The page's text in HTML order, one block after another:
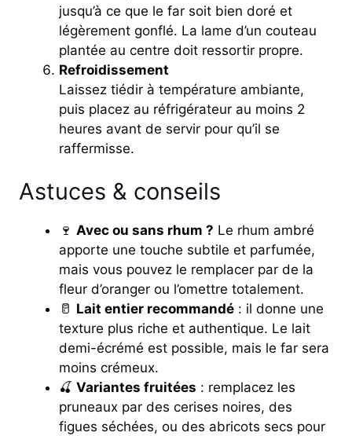
jusqu’à ce que le far soit bien doré et
légèrement gonflé. La lame d’un couteau
plantée au centre doit ressortir propre.
Refroidissement
Laissez tiédir à température ambiante,
puis placez au réfrigérateur au moins 2
heures avant de servir pour qu’il se
raffermisse.
Astuces & conseils
🍷 Avec ou sans rhum ? Le rhum ambré
apporte une touche subtile et parfumée,
mais vous pouvez le remplacer par de la
fleur d’oranger ou l’omettre totalement.
🥛 Lait entier recommandé : il donne une
texture plus riche et authentique. Le lait
demi-écrémé est possible, mais le far sera
moins crémeux.
🍒 Variantes fruitées : remplacez les
pruneaux par des cerises noires, des
figues séchées, ou des abricots secs pour